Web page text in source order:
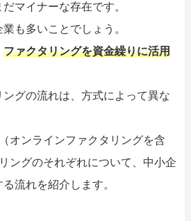
マイナーな存在です。
も多いことでしょう。
ファクタリングを資金繰りに活用
グの流れは、方式によって異な
オンラインファクタリングを含
ングのそれぞれについて、中小企
流れを紹介します。